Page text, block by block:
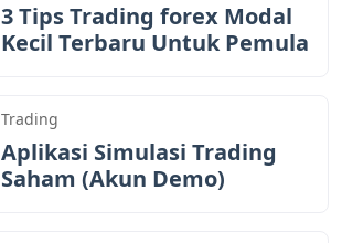
3 Tips Trading forex Modal
Kecil Terbaru Untuk Pemula
Trading
Aplikasi Simulasi Trading
Saham (Akun Demo)